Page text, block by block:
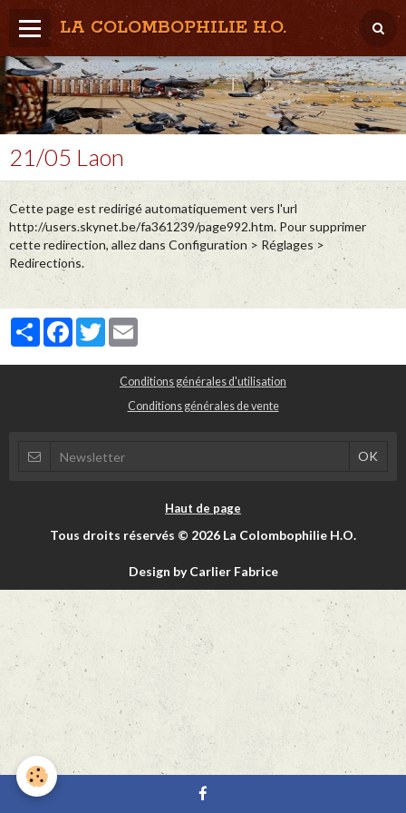
LA COLOMBOPHILIE H.O.
Home
Météo / Het weer
Lâcher / Los
Result. clubs, Provincial, (Inter)National
RFCB / KBDB
21/05 Laon
Cette page est redirigé automatiquement vers l'url
http://users.skynet.be/fa361239/page992.htm. Pour supprimer
cette redirection, allez dans Configuration > Réglages >
Redirections.
PartagerFacebook
Twitter
Conditions générales d'utilisation
Conditions générales de vente
Haut de page
Tous droits réservés © 2026 La Colombophilie H.O.
Design by Carlier Fabrice